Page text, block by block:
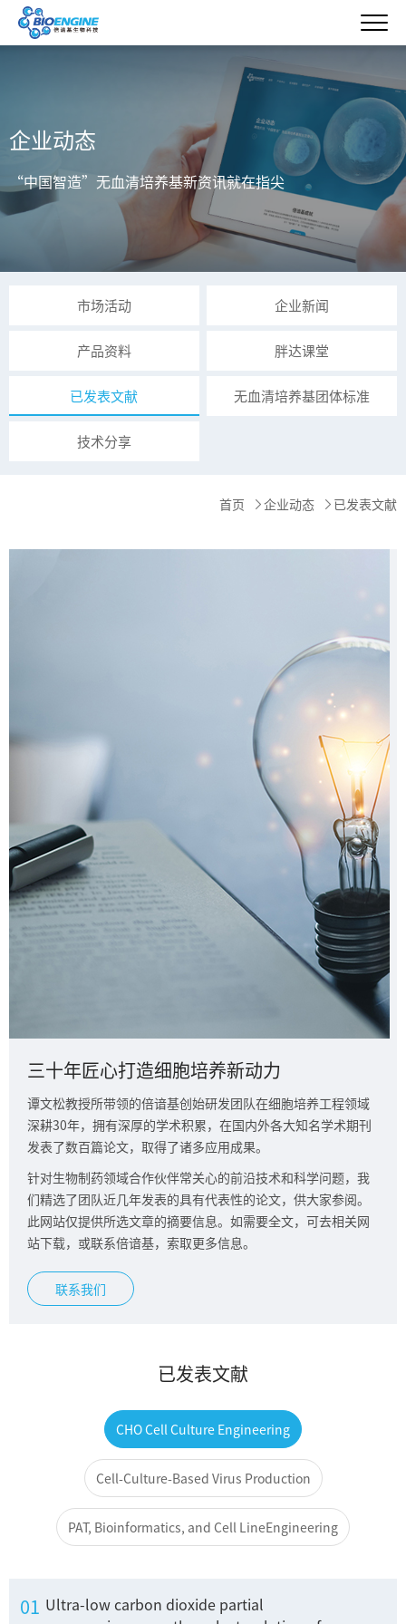
企业动态
“中国智造”无血清培养基新资讯就在指尖
市场活动 企业新闻
产品资料 胖达课堂
已发表文献 无血清培养基团体标准
技术分享
首页 企业动态 已发表文献
三十年匠心打造细胞培养新动力
谭文松教授所带领的倍谙基创始研发团队在细胞培养工程领域
深耕30年，拥有深厚的学术积累，在国内外各大知名学术期刊
发表了数百篇论文，取得了诸多应用成果。
针对生物制药领域合作伙伴常关心的前沿技术和科学问题，我
们精选了团队近几年发表的具有代表性的论文，供大家参阅。
此网站仅提供所选文章的摘要信息。如需要全文，可去相关网
站下载，或联系倍谙基，索取更多信息。
联系我们
已发表文献
CHO Cell Culture Engineering
Cell-Culture-Based Virus Production
PAT, Bioinformatics, and Cell LineEngineering
01 Ultra-low carbon dioxide partial